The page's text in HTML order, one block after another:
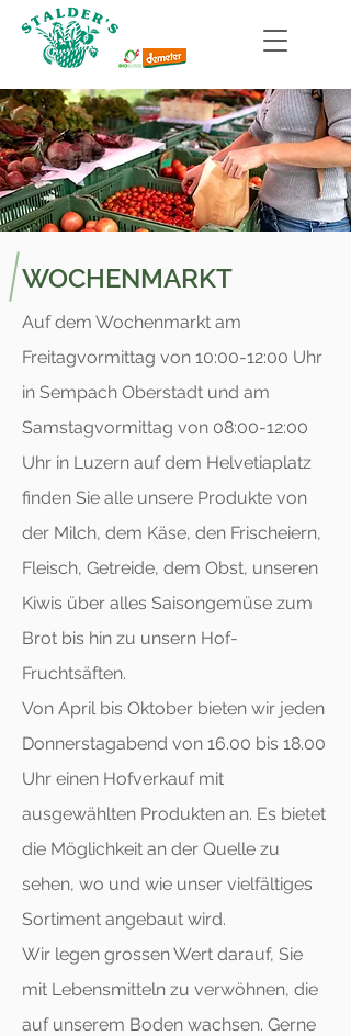
WOCHENMARKT
Auf dem Wochenmarkt am
Freitagvormittag von 10:00-12:00 Uhr
in Sempach Oberstadt und am
Samstagvormittag von 08:00-12:00
Uhr in Luzern auf dem Helvetiaplatz
finden Sie alle unsere Produkte von
der Milch, dem Käse, den Frischeiern,
Fleisch, Getreide, dem Obst, unseren
Kiwis über alles Saisongemüse zum
Brot bis hin zu unsern Hof-
Fruchtsäften.
Von April bis Oktober bieten wir jeden
Donnerstagabend von 16.00 bis 18.00
Uhr einen Hofverkauf mit
ausgewählten Produkten an. Es bietet
die Möglichkeit an der Quelle zu
sehen, wo und wie unser vielfältiges
Sortiment angebaut wird.
Wir legen grossen Wert darauf, Sie
mit Lebensmitteln zu verwöhnen, die
auf unserem Boden wachsen. Gerne